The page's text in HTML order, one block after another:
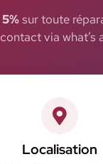
5%sur toute
contact via what’s
Localisation